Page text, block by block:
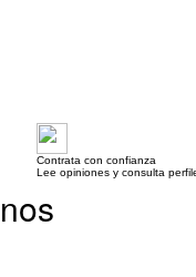
Contrata con confianza
Lee opiniones y consulta